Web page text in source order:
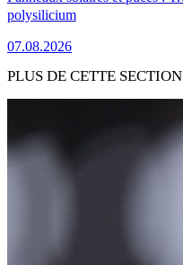
polysilicium
07.08.2026
PLUS DE CETTE SECTION